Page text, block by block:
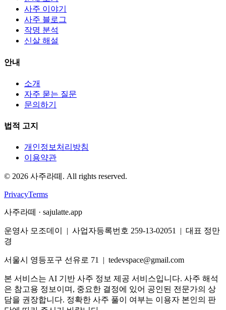
사주 이야기
사주 블로그
작명 분석
신살 해설
안내
소개
자주 묻는 질문
문의하기
법적 고지
개인정보처리방침
이용약관
© 2026 사주라떼. All rights reserved.
PrivacyTerms
사주라떼 · sajulatte.app
운영사 모조데이 | 사업자등록번호 259-13-02051 | 대표 정만
경
서울시 영등포구 선유로 71 | tedevspace@gmail.com
본 서비스는 AI 기반 사주 정보 제공 서비스입니다. 사주 해석
은 참고용 정보이며, 중요한 결정에 있어 공인된 전문가의 상
담을 권장합니다. 정확한 사주 풀이 여부는 이용자 본인의 판